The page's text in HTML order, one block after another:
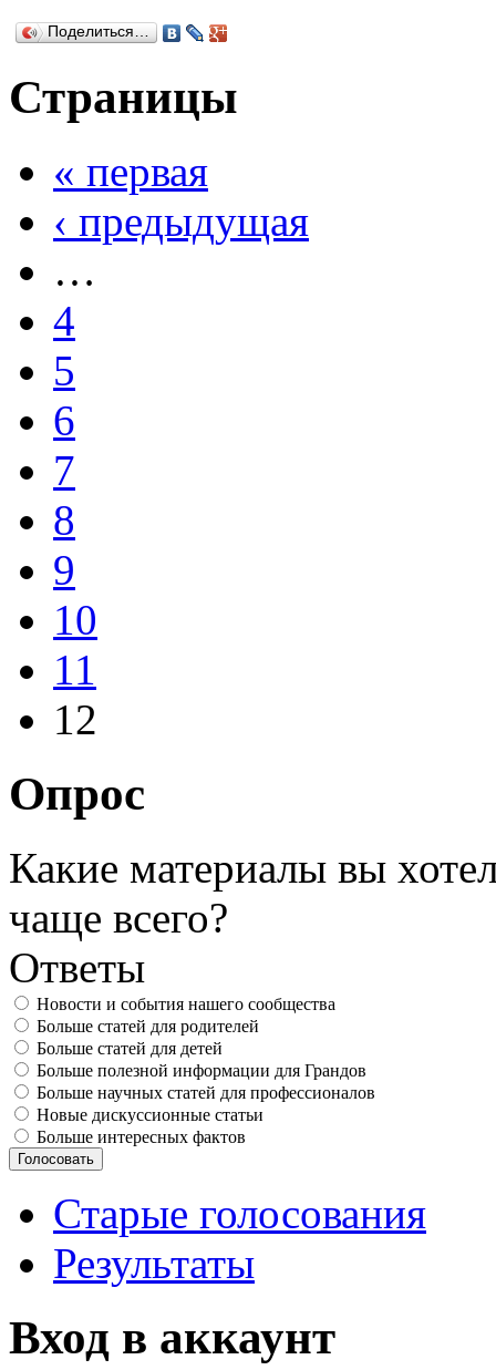
Поделиться…
Страницы
« первая
‹ предыдущая
…
4
5
6
7
8
9
10
11
12
Опрос
Какие материалы вы
чаще всего?
Ответы
Новости и события нашего сообщества
Больше статей для родителей
Больше статей для детей
Больше полезной информации для Грандов
Больше научных статей для профессионалов
Новые дискуссионные статьи
Больше интересных фактов
Старые голосования
Результаты
Вход в аккаунт